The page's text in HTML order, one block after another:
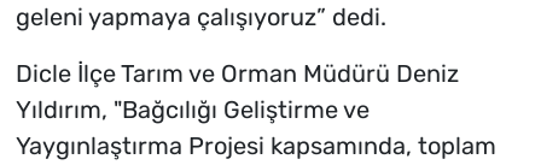
geleni yapmaya çalışıyoruz” dedi.
Dicle İlçe Tarım ve Orman Müdürü Deniz
Yıldırım, "Bağcılığı Geliştirme ve
Yaygınlaştırma Projesi kapsamında, toplam